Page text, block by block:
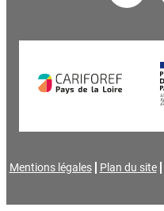
Mentions légales Plan du site